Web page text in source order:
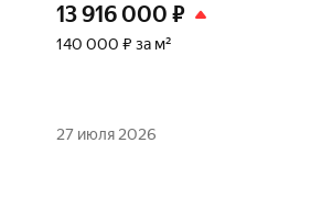
13 916 000 ₽
140 000 ₽ за м²
27 июля 2026